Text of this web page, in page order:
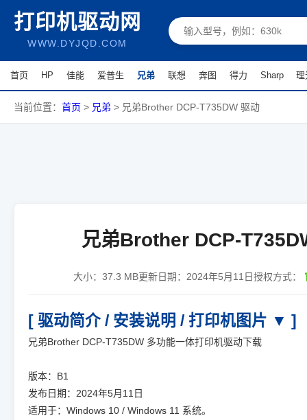
打印机驱动网
WWW.DYJQD.COM
首页 HP 佳能 爱普生 兄弟 联想 奔图 得力 Sharp 理
当前位置： 首页 > 兄弟 > 兄弟Brother DCP-T735DW 驱动
兄弟Brother DCP-
大小： 37.3 MB更新日期： 2024年5月11日授权方式：
[ 驱动简介 / 安装说明 / 打印机图片 ▼ ]
兄弟Brother DCP-T735DW 多功能一体打印机驱动下载
版本：B1
发布日期：2024年5月11日
适用于：Windows 10 / Windows 11 系统。